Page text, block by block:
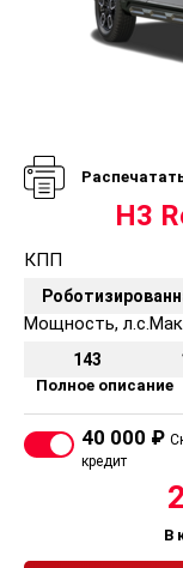
H3
КПП
Мощность, л.с.
143
Полное описание
40 000 ₽
кредит
В